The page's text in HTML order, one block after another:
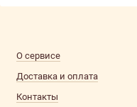
О сервисе
Доставка и оплата
Контакты